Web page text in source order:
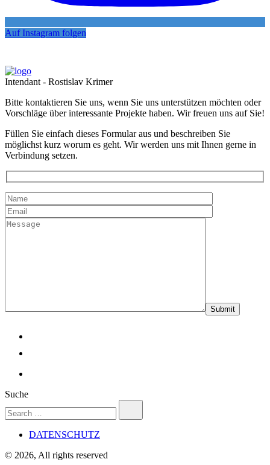
Auf Instagram folgen
Intendant - Rostislav Krimer
Bitte kontaktieren Sie uns, wenn Sie uns unterstützen möchten oder
Vorschläge über interessante Projekte haben. Wir freuen uns auf Sie!
Füllen Sie einfach dieses Formular aus und beschreiben Sie
möglichst kurz worum es geht. Wir werden uns mit Ihnen gerne in
Verbindung setzen.
Suche
for:
DATENSCHUTZ
© 2026, All rights reserved